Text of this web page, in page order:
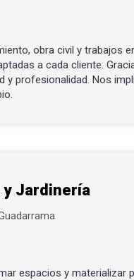
obra civil y trabajos
a cada cliente.
y profesionalidad. Nos
y Jardinería
espacios y materializar